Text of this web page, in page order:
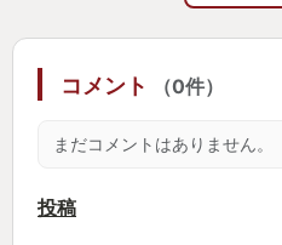
コメント （0件）
まだコメントはありません。
投稿